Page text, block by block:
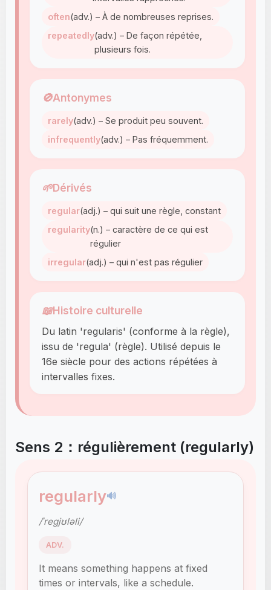
often(adv.) – À de nombreuses reprises.
repeatedly(adv.) – De façon répétée,
plusieurs fois.
🚫Antonymes
rarely(adv.) – Se produit peu souvent.
infrequently(adv.) – Pas fréquemment.
🌱Dérivés
regular(adj.) – qui suit une règle, constant
regularity(n.) – caractère de ce qui est
régulier
irregular(adj.) – qui n'est pas régulier
📖Histoire culturelle
Du latin 'regularis' (conforme à la règle),
issu de 'regula' (règle). Utilisé depuis le
16e siècle pour des actions répétées à
intervalles fixes.
Sens 2：régulièrement (regularly)
regularly🔊
/ˈreɡjʊləli/
ADV.
It means something happens at fixed
times or intervals, like a schedule.